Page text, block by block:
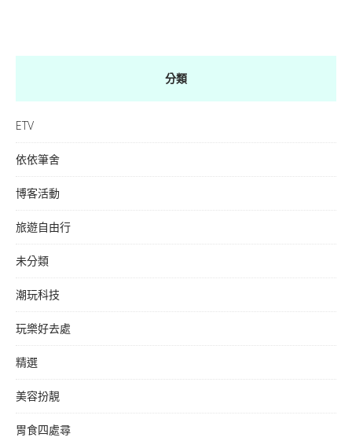
分類
ETV
依依筆舍
博客活動
旅遊自由行
未分類
潮玩科技
玩樂好去處
精選
美容扮靚
胃食四處尋